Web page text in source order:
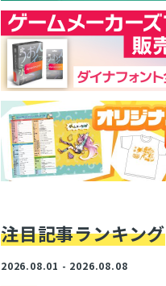
注目記事ランキング
2026.08.01 - 2026.08.08